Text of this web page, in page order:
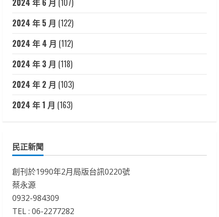
2024 年 5 月 (122)
2024 年 4 月 (112)
2024 年 3 月 (118)
2024 年 2 月 (103)
2024 年 1 月 (163)
民正新聞
創刊於1990年2月局版台訊0220號
蔡永源
0932-984309
TEL : 06-2277282